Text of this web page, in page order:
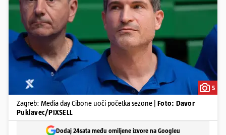
5
Zagreb: Media day Cibone uoči početka sezone | Foto: Davor
Puklavec/PIXSELL
Dodaj 24sata među omiljene izvore na Googleu